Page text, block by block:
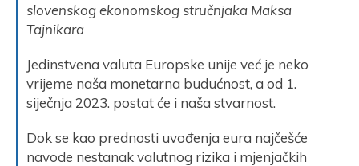
slovenskog ekonomskog stručnjaka Maksa
Tajnikara
Jedinstvena valuta Europske unije već je neko
vrijeme naša monetarna budućnost, a od 1.
siječnja 2023. postat će i naša stvarnost.
Dok se kao prednosti uvođenja eura najčešće
navode nestanak valutnog rizika i mjenjačkih